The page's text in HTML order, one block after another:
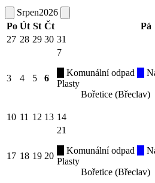
Srpen2026
Po Út St Čt Pá
27 28 29 30 31
3 4 5 6
7
Komunální odpad
Plasty
Bořetice (Břeclav)
10 11 12 13 14
17 18 19 20
21
Komunální odpad
Plasty
Bořetice (Břeclav)